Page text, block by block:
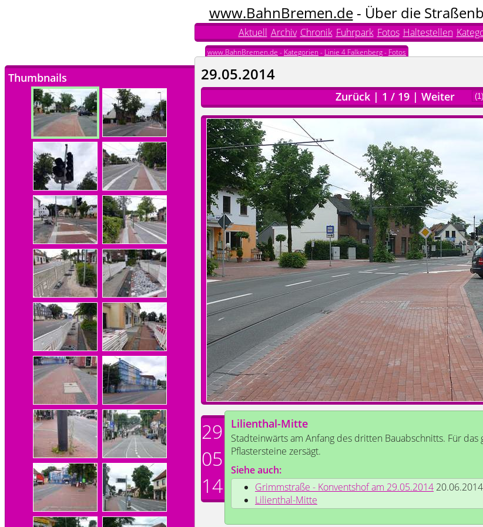
www.BahnBremen.de- Über die
Aktuell Archiv Chronik Fuhrpark Fotos Haltestellen
Thumbnails
www.BahnBremen.de - Kategorien - Linie 4 Falkenberg- Fotos
29.05.2014
Zurück | 1 / 19 | Weiter
29
05
14
Lilienthal-Mitte
Stadteinwärts am Anfang des dritten Bauabschnitts. Für
Pflastersteine zersägt.
Siehe auch:
Grimmstraße - Konventshof am 29.05.2014 20.06.2014
Lilienthal-Mitte